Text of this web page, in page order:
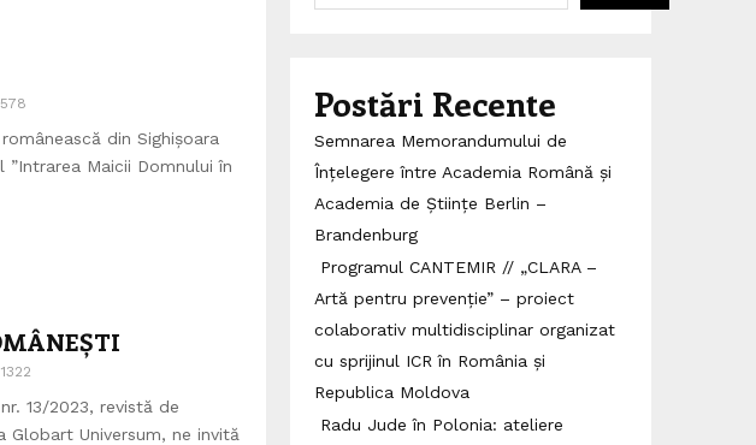
578
din Sighișoara
Maicii Domnului în
1322
nr. 13/2023, revistă de
Universum, ne invită
Postări Recente
Semnarea Memorandumului de
Înțelegere între Academia Română și
Academia de Științe Berlin –
Brandenburg
Programul CANTEMIR // „CLARA –
Artă pentru prevenție” – proiect
colaborativ multidisciplinar organizat
cu sprijinul ICR în România și
Republica Moldova
Radu Jude în Polonia: ateliere